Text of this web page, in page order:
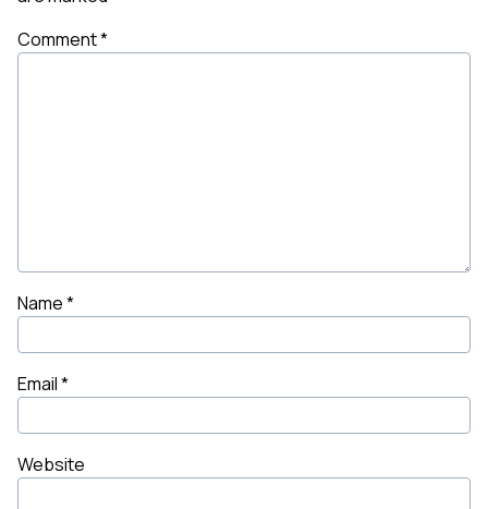
Comment*
Name*
Email*
Website